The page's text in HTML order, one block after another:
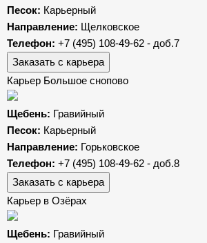
Песок: Карьерный
Направление: Щелковское
Телефон: +7 (495) 108-49-62 - доб.7
Заказать с карьера
Карьер Большое снопово
Щебень: Гравийный
Песок: Карьерный
Направление: Горьковское
Телефон: +7 (495) 108-49-62 - доб.8
Заказать с карьера
Карьер в Озёрах
Щебень: Гравийный